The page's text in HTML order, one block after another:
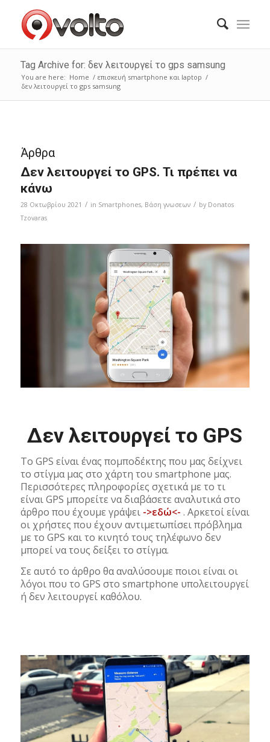
Tag Archive for: δεν λειτουργεί το gps samsung
You are here: Home / επισκευή smartphone και laptop /
δεν λειτουργεί το gps samsung
Άρθρα
Δεν λειτουργεί το GPS. Τι πρέπει να
κάνω
28 Οκτωβρίου 2021 / in Smartphones, Bάση γνωσεων / by Donatos
Tzovaras
Δεν λειτουργεί το GPS
Το GPS είναι ένας πομποδέκτης που μας δείχνει
το στίγμα μας στο χάρτη του smartphone μας.
Περισσότερες πληροφορίες σχετικά με το τι
είναι GPS μπορείτε να διαβάσετε αναλυτικά στο
άρθρο που έχουμε γράψει ->εδώ<- . Αρκετοί είναι
οι χρήστες που έχουν αντιμετωπίσει πρόβλημα
με το GPS και το κινητό τους τηλέφωνο δεν
μπορεί να τους δείξει το στίγμα.
Σε αυτό το άρθρο θα αναλύσουμε ποιοι είναι οι
λόγοι που το GPS στο smartphone υπολειτουργεί
ή δεν λειτουργεί καθόλου.